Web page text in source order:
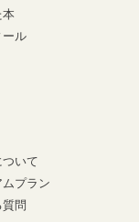
本
ール
いて
プラン
質問